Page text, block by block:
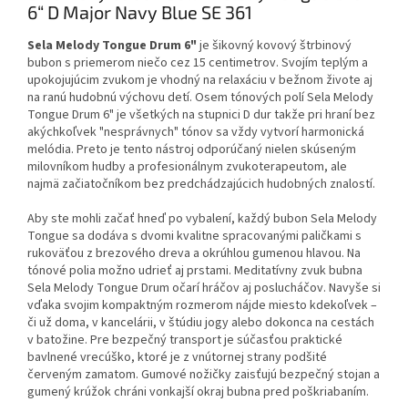
6“ D Major Navy Blue SE 361
Sela Melody Tongue Drum 6" je šikovný kovový štrbinový
bubon s priemerom niečo cez 15 centimetrov. Svojím teplým a
upokojujúcim zvukom je vhodný na relaxáciu v bežnom živote aj
na ranú hudobnú výchovu detí. Osem tónových polí Sela Melody
Tongue Drum 6" je všetkých na stupnici D dur takže pri hraní bez
akýchkoľvek "nesprávnych" tónov sa vždy vytvorí harmonická
melódia. Preto je tento nástroj odporúčaný nielen skúseným
milovníkom hudby a profesionálnym zvukoterapeutom, ale
najmä začiatočníkom bez predchádzajúcich hudobných znalostí.
Aby ste mohli začať hneď po vybalení, každý bubon Sela Melody
Tongue sa dodáva s dvomi kvalitne spracovanými paličkami s
rukoväťou z brezového dreva a okrúhlou gumenou hlavou. Na
tónové polia možno udrieť aj prstami. Meditatívny zvuk bubna
Sela Melody Tongue Drum očarí hráčov aj poslucháčov. Navyše si
vďaka svojim kompaktným rozmerom nájde miesto kdekoľvek –
či už doma, v kancelárii, v štúdiu jogy alebo dokonca na cestách
v batožine. Pre bezpečný transport je súčasťou praktické
bavlnené vrecúško, ktoré je z vnútornej strany podšité
červeným zamatom. Gumové nožičky zaisťujú bezpečný stojan a
gumený krúžok chráni vonkajší okraj bubna pred poškriabaním.